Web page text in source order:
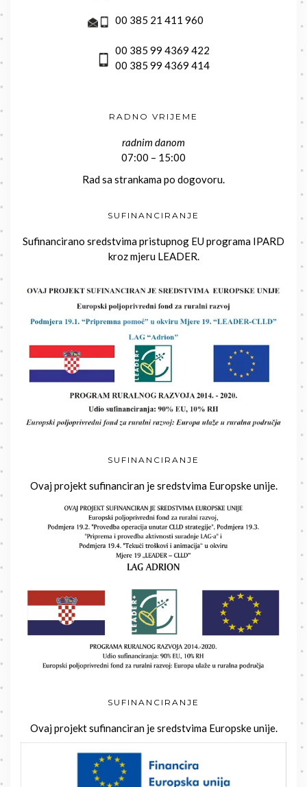
00 385 21 411 960
00 385 99 4369 422
00 385 99 4369 414
RADNO VRIJEME
radnim danom
07:00 – 15:00
Rad sa strankama po dogovoru.
SUFINANCIRANJE
Sufinancirano sredstvima pristupnog EU programa IPARD
kroz mjeru LEADER.
SUFINANCIRANJE
Ovaj projekt sufinanciran je sredstvima Europske unije.
SUFINANCIRANJE
Ovaj projekt sufinanciran je sredstvima Europske unije.